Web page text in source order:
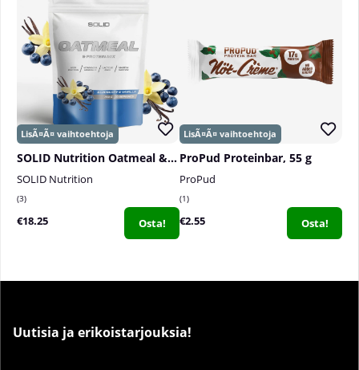
SOLID Nutrition Oatmeal & Protein Mix, 750 g
SOLID Nutrition
3
€18.25 Osta!
ProPud Proteinbar, 55 g
ProPud
1
€2.55 Osta!
Uutisia ja erikoistarjouksia!